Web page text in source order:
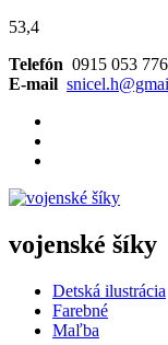
53,4
Telefón 0915 053 776
E-mail
vojenské šíky
Detská ilustrácia
Farebné
Maľba